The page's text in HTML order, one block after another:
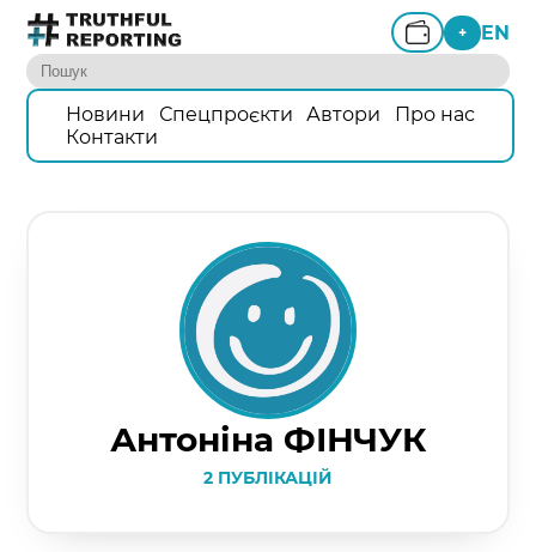
+ EN
Новини Спецпроєкти Автори
Про нас
Контакти
Антоніна ФІНЧУК
2 ПУБЛІКАЦІЙ